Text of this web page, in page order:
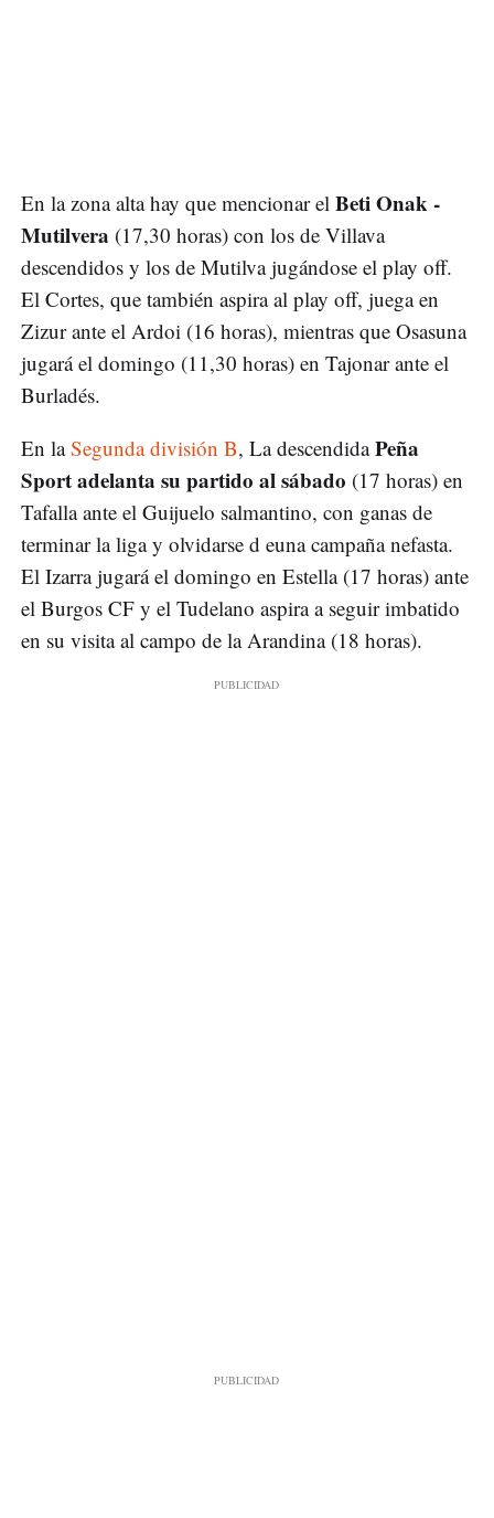
En la zona alta hay que mencionar el Beti Onak -
Mutilvera (17,30 horas) con los de Villava
descendidos y los de Mutilva jugándose el play off.
El Cortes, que también aspira al play off, juega en
Zizur ante el Ardoi (16 horas), mientras que Osasuna
jugará el domingo (11,30 horas) en Tajonar ante el
Burladés.
En laSegunda división B, La descendidaPeña
Sport adelanta su partido al sábado (17 horas) en
Tafalla ante el Guijuelo salmantino, con ganas de
terminar la liga y olvidarse d euna campaña nefasta.
El Izarra jugará el domingo en Estella (17 horas) ante
el Burgos CF y el Tudelano aspira a seguir imbatido
en su visita al campo de la Arandina (18 horas).